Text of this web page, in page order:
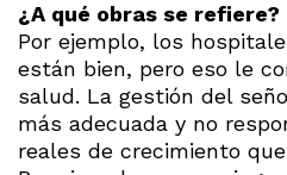
¿A qué obras se refiere?
Por ejemplo, los
están bien, pero eso le
salud. La gestión del
más adecuada y no
reales de crecimiento